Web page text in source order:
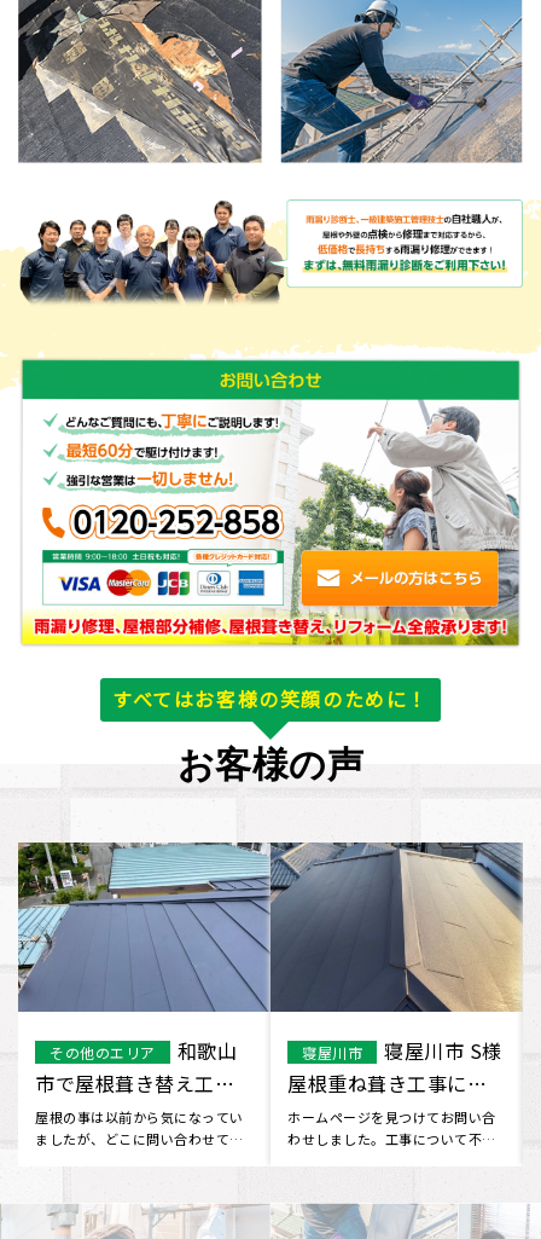
すべてはお客様の笑顔のために！
お客様の声
その他のエリア
西宮市
で屋根重ね葺き工事を
行いました
屋根の見栄えが気になり、ネット
で調べてみるとイーロックホーム
交野市
交野市 屋根塗
装工事になります。
外から見ると自宅の屋根の塗装が
気になり、 ネットで色んな会社を